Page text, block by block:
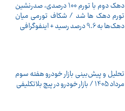
دهک دوم با تورم 100 درصدی، صدرنشین
تورم دهک ها شد / شکاف تورمی میان
دهک‌ها به 9.6 درصد رسید + اینفوگرافی
تحلیل و پیش‌بینی بازار خودرو هفته سوم
مرداد 1405 / بازار خودرو در پیچ بلاتکلیفی